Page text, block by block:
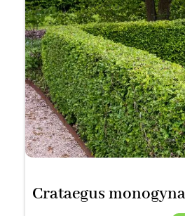
€ 11,99
Crataegus monogyna